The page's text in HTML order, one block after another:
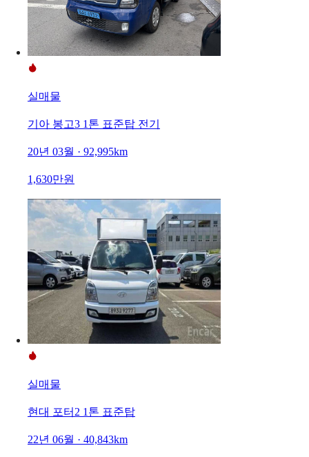
실매물
기아 봉고3 1톤 표준탑 전기
20년 03월 · 92,995km
1,630만원
실매물
현대 포터2 1톤 표준탑
22년 06월 · 40,843km